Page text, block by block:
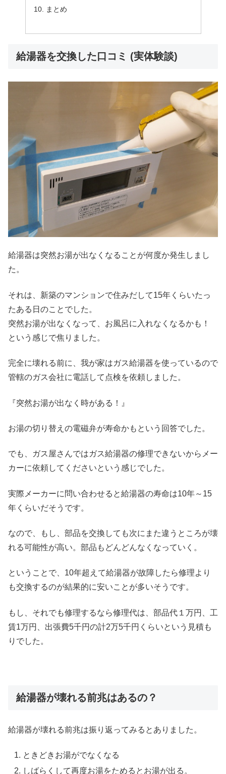
まとめ
給湯器を交換した口コミ (実体験談)
給湯器は突然お湯が出なくなることが何度か発生しまし
た。
それは、新築のマンションで住みだして15年くらいたっ
たある日のことでした。
突然お湯が出なくなって、お風呂に入れなくなるかも！
という感じで焦りました。
完全に壊れる前に、我が家はガス給湯器を使っているので
管轄のガス会社に電話して点検を依頼しました。
『突然お湯が出なく時がある！』
お湯の切り替えの電磁弁が寿命かもという回答でした。
でも、ガス屋さんではガス給湯器の修理できないからメー
カーに依頼してくださいという感じでした。
実際メーカーに問い合わせると給湯器の寿命は10年～15
年くらいだそうです。
なので、もし、部品を交換しても次にまた違うところが壊
れる可能性が高い。部品もどんどんなくなっていく。
ということで、10年超えて給湯器が故障したら修理より
も交換するのが結果的に安いことが多いそうです。
もし、それでも修理するなら修理代は、部品代１万円、工
賃1万円、出張費5千円の計2万5千円くらいという見積も
りでした。
給湯器が壊れる前兆はあるの？
給湯器が壊れる前兆は振り返ってみるとありました。
ときどきお湯がでなくなる
しばらくして再度お湯をためるとお湯が出る。